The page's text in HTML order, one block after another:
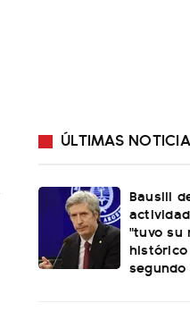
ÚLTIMAS
Bausili
"tuvo su